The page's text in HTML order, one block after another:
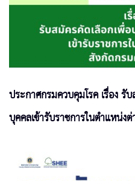
ประกาศกรมควบคุมโรค เรื่อง รั
บุคคลเข้ารับราชการในตำแหน่ง